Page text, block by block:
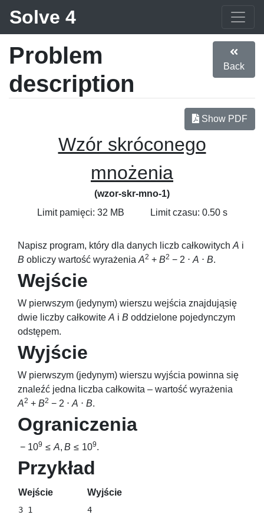
Solve 4
Problem
description
Back
Show PDF
Wzór skróconego
mnożenia
(wzor-skr-mno-1)
Limit pamięci: 32 MB
Limit czasu: 0.50 s
Napisz program, który dla danych liczb całkowitych A i
B obliczy wartość wyrażenia A2 + B2 − 2 ⋅ A ⋅ B.
Wejście
W pierwszym (jedynym) wierszu wejścia znajdująsię
dwie liczby całkowite A i B oddzielone pojedynczym
odstępem.
Wyjście
W pierwszym (jedynym) wierszu wyjścia powinna się
znaleźć jedna liczba całkowita – wartość wyrażenia
A2 + B2 − 2 ⋅ A ⋅ B.
Ograniczenia
− 109 ≤ A, B ≤ 109.
Przykład
Wejście Wyjście